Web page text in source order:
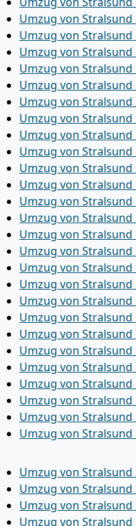
Umzug von Stralsund
Umzug von Stralsund
Umzug von Stralsund
Umzug von Stralsund
Umzug von
Umzug von
Umzug von
Umzug von
Umzug von
Umzug von
Umzug von
Umzug von
Umzug von
Umzug von
Umzug von
Umzug von
Umzug von Stralsund
Umzug von
Umzug von Stralsund
Umzug von
Umzug von Stralsund
Umzug von
Umzug von
Umzug von
Umzug von Stralsund
Umzug von
Umzug von
Umzug von Stralsund
Umzug von Stralsund
Umzug von Stralsund